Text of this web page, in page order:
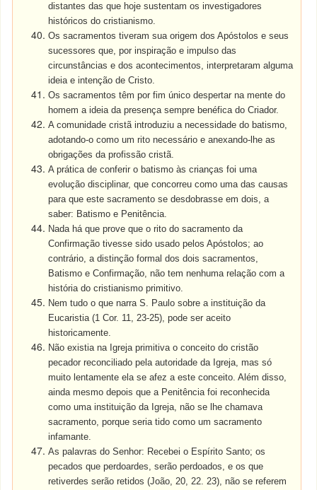
distantes das que hoje sustentam os investigadores
históricos do cristianismo.
Os sacramentos tiveram sua origem dos Apóstolos e seus
sucessores que, por inspiração e impulso das
circunstâncias e dos acontecimentos, interpretaram alguma
ideia e intenção de Cristo.
Os sacramentos têm por fim único despertar na mente do
homem a ideia da presença sempre benéfica do Criador.
A comunidade cristã introduziu a necessidade do batismo,
adotando-o como um rito necessário e anexando-lhe as
obrigações da profissão cristã.
A prática de conferir o batismo às crianças foi uma
evolução disciplinar, que concorreu como uma das causas
para que este sacramento se desdobrasse em dois, a
saber: Batismo e Penitência.
Nada há que prove que o rito do sacramento da
Confirmação tivesse sido usado pelos Apóstolos; ao
contrário, a distinção formal dos dois sacramentos,
Batismo e Confirmação, não tem nenhuma relação com a
história do cristianismo primitivo.
Nem tudo o que narra S. Paulo sobre a instituição da
Eucaristia (1 Cor. 11, 23-25), pode ser aceito
historicamente.
Não existia na Igreja primitiva o conceito do cristão
pecador reconciliado pela autoridade da Igreja, mas só
muito lentamente ela se afez a este conceito. Além disso,
ainda mesmo depois que a Penitência foi reconhecida
como uma instituição da Igreja, não se lhe chamava
sacramento, porque seria tido como um sacramento
infamante.
As palavras do Senhor: Recebei o Espírito Santo; os
pecados que perdoardes, serão perdoados, e os que
retiverdes serão retidos (João, 20, 22. 23), não se referem